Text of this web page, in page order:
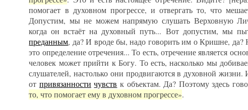
помогает в духовном прогрессе, и отвергать то, что
Допустим, мы не можем напрямую слушать Верховную
когда он встаёт на духовный путь... Вот допустим, мы
преданным, да? И вроде бы, надо говорить им о Кришне,
это определение отречения... То есть, отречение является
человек может прийти к Богу. То есть, насколько мы
слушателей, настолько они продвигаются в духовной жизни.
от привязанности чувств к объектам. Да? Поэтому здесь
то, что помогает ему в духовном прогрессе».